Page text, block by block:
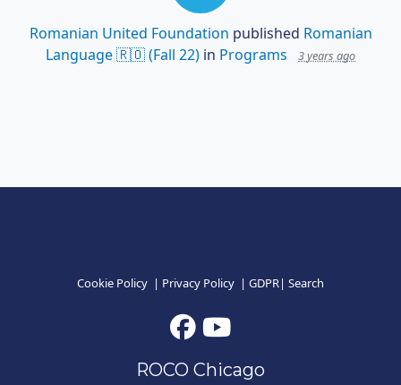
Romanian United Foundation published Romanian
Language 🇷🇴 (Fall 22) in Programs 3 years ago
Cookie Policy | Privacy Policy | GDPR| Search
ROCO Chicago